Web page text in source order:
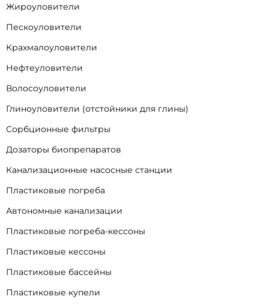
Жироуловители
Пескоуловители
Крахмалоуловители
Нефтеуловители
Волосоуловители
Глиноуловители (отстойники для глины)
Сорбционные фильтры
Дозаторы биопрепаратов
Канализационные насосные станции
Пластиковые погреба
Автономные канализации
Пластиковые погреба-кессоны
Пластиковые кессоны
Пластиковые бассейны
Пластиковые купели